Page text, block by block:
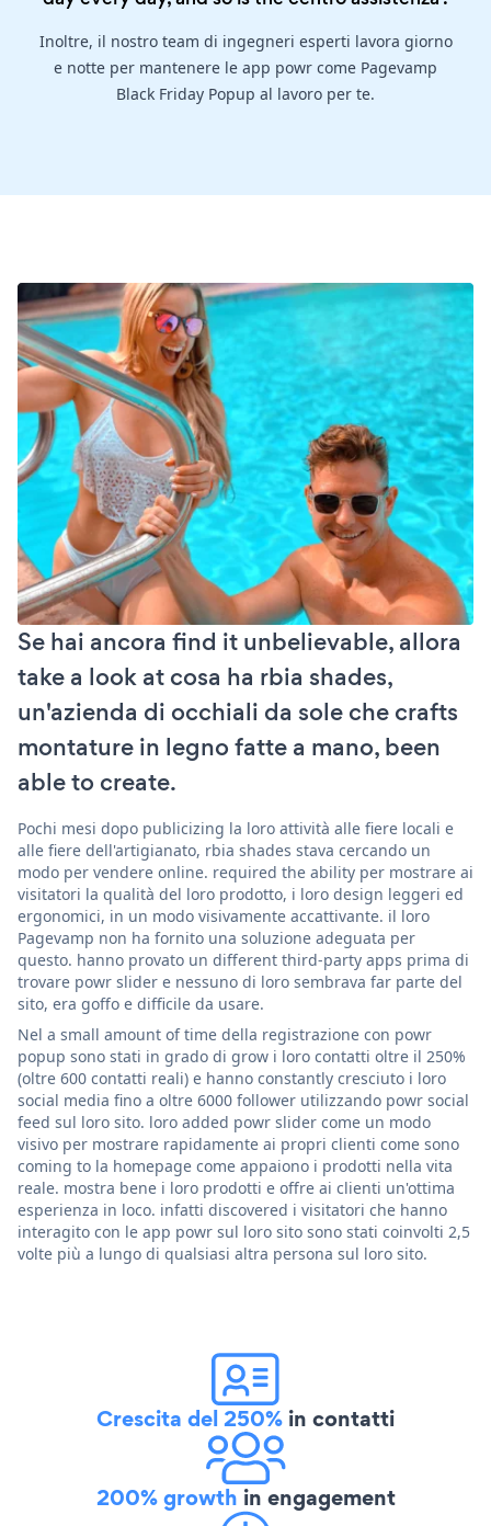
Inoltre, il nostro team di ingegneri esperti lavora giorno
e notte per mantenere le app powr come Pagevamp
Black Friday Popup al lavoro per te.
Se hai ancora find it unbelievable, allora
take a look at cosa ha rbia shades,
un'azienda di occhiali da sole che crafts
montature in legno fatte a mano, been
able to create.
Pochi mesi dopo publicizing la loro attività alle fiere locali e
alle fiere dell'artigianato, rbia shades stava cercando un
modo per vendere online. required the ability per mostrare ai
visitatori la qualità del loro prodotto, i loro design leggeri ed
ergonomici, in un modo visivamente accattivante. il loro
Pagevamp non ha fornito una soluzione adeguata per
questo. hanno provato un different third-party apps prima di
trovare powr slider e nessuno di loro sembrava far parte del
sito, era goffo e difficile da usare.
Nel a small amount of time della registrazione con powr
popup sono stati in grado di grow i loro contatti oltre il 250%
(oltre 600 contatti reali) e hanno constantly cresciuto i loro
social media fino a oltre 6000 follower utilizzando powr social
feed sul loro sito. loro added powr slider come un modo
visivo per mostrare rapidamente ai propri clienti come sono
coming to la homepage come appaiono i prodotti nella vita
reale. mostra bene i loro prodotti e offre ai clienti un'ottima
esperienza in loco. infatti discovered i visitatori che hanno
interagito con le app powr sul loro sito sono stati coinvolti 2,5
volte più a lungo di qualsiasi altra persona sul loro sito.
Crescita del 250% in contatti
200% growth in engagement